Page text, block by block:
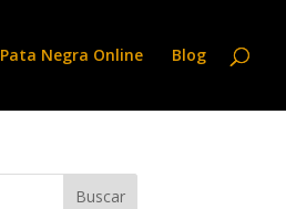
Pata Negra Online Blog